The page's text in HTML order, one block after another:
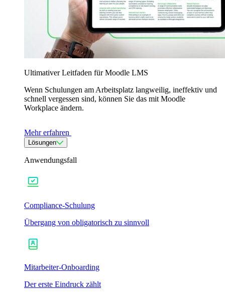
Ultimativer Leitfaden für Moodle LMS
Wenn Schulungen am Arbeitsplatz langweilig, ineffektiv und
schnell vergessen sind, können Sie das mit Moodle
Workplace ändern.
Mehr erfahren
Lösungen
Anwendungsfall
Compliance-Schulung
Übergang von obligatorisch zu sinnvoll
Mitarbeiter-Onboarding
Der erste Eindruck zählt